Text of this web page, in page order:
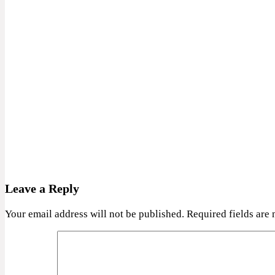
Leave a Reply
Your email address will not be published. Required fields are